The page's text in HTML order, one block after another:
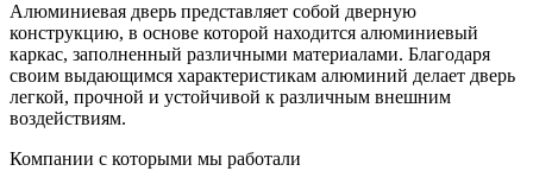
Алюминиевая дверь представляет собой дверную
конструкцию, в основе которой находится алюминиевый
каркас, заполненный различными материалами. Благодаря
своим выдающимся характеристикам алюминий делает дверь
легкой, прочной и устойчивой к различным внешним
воздействиям.
Компании с которыми мы работали